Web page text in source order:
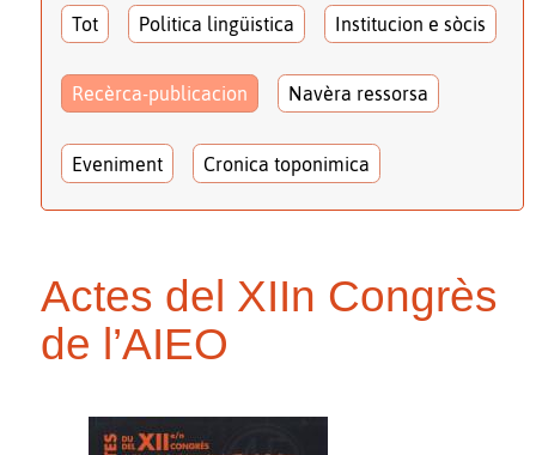
Tot Politica lingüistica Institucion e sòcis
Recèrca-publicacion Navèra ressorsa
Eveniment Cronica toponimica
Actes del XIIn Congrès
de l’AIEO